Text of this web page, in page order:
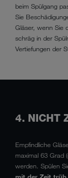
beim Spülgang
Sie
Gläser, wenn Sie
schräg in der
Vertiefungen der
4. NICHT
Empfindliche
maximal 63 Grad
werden. Spülen